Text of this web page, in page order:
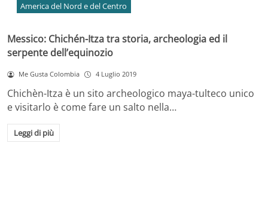
America del Nord e del Centro
Messico: Chichén-Itza tra storia, archeologia ed il
serpente dell’equinozio
Me Gusta Colombia 4 Luglio 2019
Chichèn-Itza è un sito archeologico maya-tulteco unico
e visitarlo è come fare un salto nella…
Leggi di più